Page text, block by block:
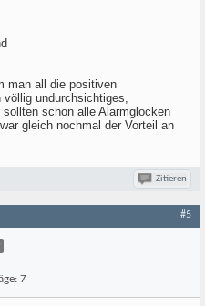
man all die positiven
völlig undurchsichtiges,
schon alle Alarmglocken
gleich nochmal der Vorteil an
Zitieren
#5
7